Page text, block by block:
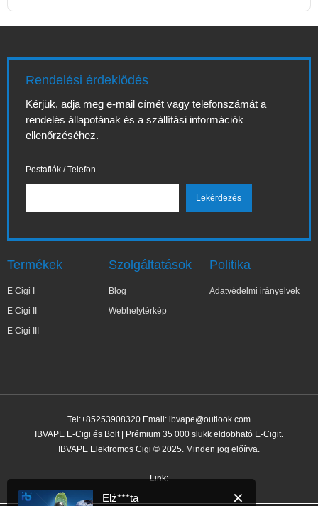
Rendelési érdeklődés
Kérjük, adja meg e-mail címét vagy telefonszámát a
rendelés állapotának és a szállítási információk
ellenőrzéséhez.
Postafiók / Telefon
Termékek
E Cigi I
E Cigi II
E Cigi III
Szolgáltatások
Blog
Webhelytérkép
Politika
Adatvédelmi irányelvek
Tel:+85253908320 Email: ibvape@outlook.com
IBVAPE E-Cigi és Bolt | Prémium 35 000 slukk eldobható E-Cigit.
IBVAPE Elektromos Cigi © 2025. Minden jog előírva.
Link:
✕
Elż***ta